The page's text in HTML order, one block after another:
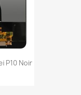
P10 Noir